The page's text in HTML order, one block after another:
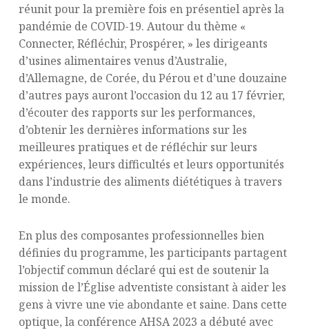
réunit pour la première fois en présentiel après la
pandémie de COVID-19. Autour du thème «
Connecter, Réfléchir, Prospérer, » les dirigeants
d’usines alimentaires venus d’Australie,
d’Allemagne, de Corée, du Pérou et d’une douzaine
d’autres pays auront l’occasion du 12 au 17 février,
d’écouter des rapports sur les performances,
d’obtenir les dernières informations sur les
meilleures pratiques et de réfléchir sur leurs
expériences, leurs difficultés et leurs opportunités
dans l’industrie des aliments diététiques à travers
le monde.
En plus des composantes professionnelles bien
définies du programme, les participants partagent
l’objectif commun déclaré qui est de soutenir la
mission de l’Église adventiste consistant à aider les
gens à vivre une vie abondante et saine. Dans cette
optique, la conférence AHSA 2023 a débuté avec